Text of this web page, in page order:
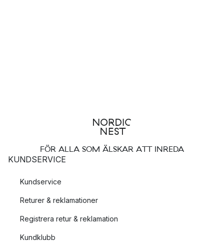
FÖR ALLA SOM ÄLSKAR ATT INREDA
KUNDSERVICE
Kundservice
Returer & reklamationer
Registrera retur & reklamation
Kundklubb